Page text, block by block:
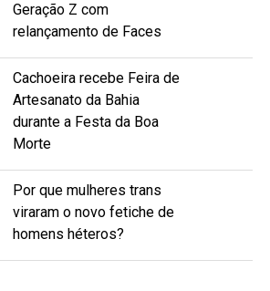
Geração Z com
relançamento de Faces
Cachoeira recebe Feira de
Artesanato da Bahia
durante a Festa da Boa
Morte
Por que mulheres trans
viraram o novo fetiche de
homens héteros?